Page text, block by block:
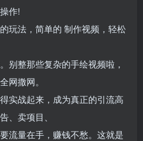
作!
玩法，简单的 制作视频，轻松
别整那些复杂的手绘视频啦，
网撒网。
实战起来，成为真正的引流高
、卖项目、
流量在手，赚钱不愁。这就是